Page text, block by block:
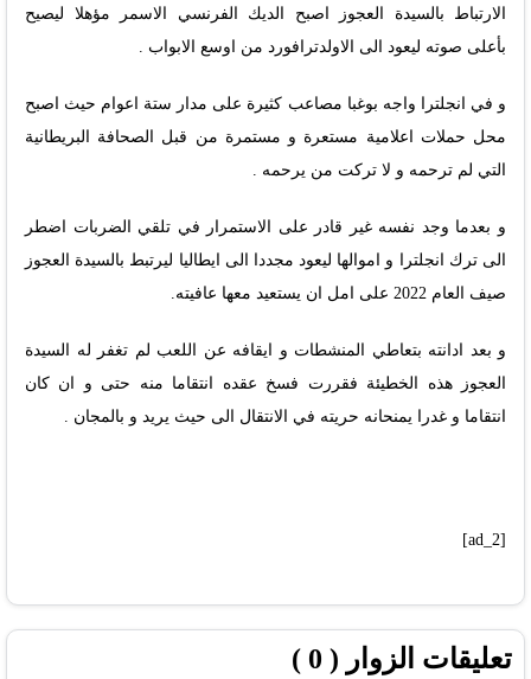
الارتباط بالسيدة العجوز اصبح الديك الفرنسي الاسمر مؤهلا ليصيح
بأعلى صوته ليعود الى الاولدترافورد من اوسع الابواب .
و في انجلترا واجه بوغبا مصاعب كثيرة على مدار ستة اعوام حيث اصبح
محل حملات اعلامية مستعرة و مستمرة من قبل الصحافة البريطانية
التي لم ترحمه و لا تركت من يرحمه .
و بعدما وجد نفسه غير قادر على الاستمرار في تلقي الضربات اضطر
الى ترك انجلترا و اموالها ليعود مجددا الى ايطاليا ليرتبط بالسيدة العجوز
صيف العام 2022 على امل ان يستعيد معها عافيته.
و بعد ادانته بتعاطي المنشطات و ايقافه عن اللعب لم تغفر له السيدة
العجوز هذه الخطيئة فقررت فسخ عقده انتقاما منه حتى و ان كان
انتقاما و غدرا يمنحانه حريته في الانتقال الى حيث يريد و بالمجان .
[ad_2]
تعليقات الزوار ( 0 )